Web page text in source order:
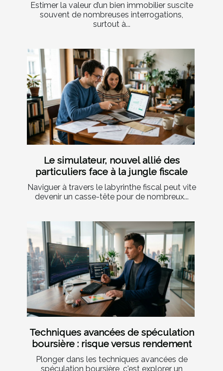
Estimer la valeur d’un bien immobilier suscite
souvent de nombreuses interrogations,
surtout à...
Le simulateur, nouvel allié des
particuliers face à la jungle fiscale
Naviguer à travers le labyrinthe fiscal peut vite
devenir un casse-tête pour de nombreux...
Techniques avancées de spéculation
boursière : risque versus rendement
Plonger dans les techniques avancées de
spéculation boursière, c'est explorer un